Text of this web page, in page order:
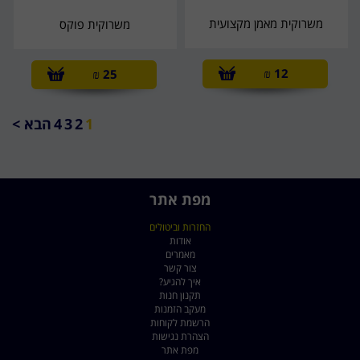
משרוקית מאמן מקצועית
12
₪
משרוקית פוקס
25
₪
1
2
3
4הבא >
מפת אתר
החזרות וביטולים
אודות
מאמרים
צור קשר
איך להגיע?
תקנון חנות
מעקב הזמנות
הרשמת לקוחות
הצהרת נגישות
מפת אתר